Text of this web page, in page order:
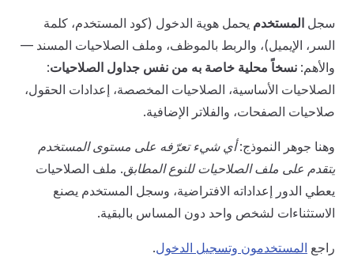
سجل المستخدم يحمل هوية الدخول (كود المستخدم، كلمة
السر، الإيميل)، والربط بالموظف، وملف الصلاحيات المسند —
والأهم: نسخاً محلية خاصة به من نفس جداول الصلاحيات:
الصلاحيات الأساسية، الصلاحيات المخصصة، إعدادات الحقول،
صلاحيات الصفحات، والفلاتر الإضافية.
وهنا جوهر النموذج:أي شيء تعرّفه على مستوى المستخدم
يتقدم على ملف الصلاحيات للنوع المطابق. ملف الصلاحيات
يعطي الدور إعداداته الافتراضية، وسجل المستخدم يصنع
الاستثناءات لشخص واحد دون المساس بالبقية.
راجع المستخدمون وتسجيل الدخول.